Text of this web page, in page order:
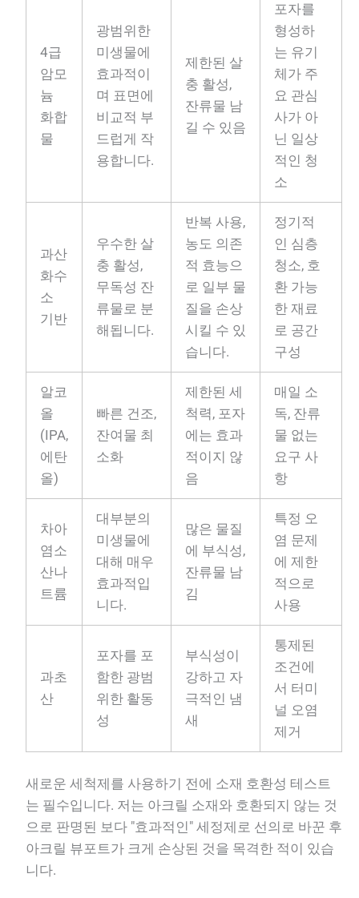
4급
암모
늄
화합
물
광범위한
미생물에
효과적이
며 표면에
비교적 부
드럽게 작
용합니다.
제한된 살
충 활성,
잔류물 남
길 수 있음
포자를
형성하
는 유기
체가 주
요 관심
사가 아
닌 일상
적인 청
소
과산
화수
소
기반
우수한 살
충 활성,
무독성 잔
류물로 분
해됩니다.
반복 사용,
농도 의존
적 효능으
로 일부 물
질을 손상
시킬 수 있
습니다.
정기적
인 심층
청소, 호
환 가능
한 재료
로 공간
구성
알코
올
(IPA,
에탄
올)
빠른 건조,
잔여물 최
소화
제한된 세
척력, 포자
에는 효과
적이지 않
음
매일 소
독, 잔류
물 없는
요구 사
항
차아
염소
산나
트륨
대부분의
미생물에
대해 매우
효과적입
니다.
많은 물질
에 부식성,
잔류물 남
김
특정 오
염 문제
에 제한
적으로
사용
과초
산
포자를 포
함한 광범
위한 활동
성
부식성이
강하고 자
극적인 냄
새
통제된
조건에
서 터미
널 오염
제거
새로운 세척제를 사용하기 전에 소재 호환성 테스트
는 필수입니다. 저는 아크릴 소재와 호환되지 않는 것
으로 판명된 보다 "효과적인" 세정제로 선의로 바꾼 후
아크릴 뷰포트가 크게 손상된 것을 목격한 적이 있습
니다.